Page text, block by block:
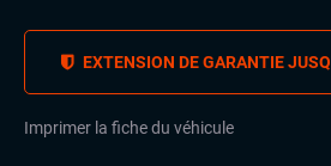
EXTENSION DE GARANTIE
Imprimer la fiche du véhicule